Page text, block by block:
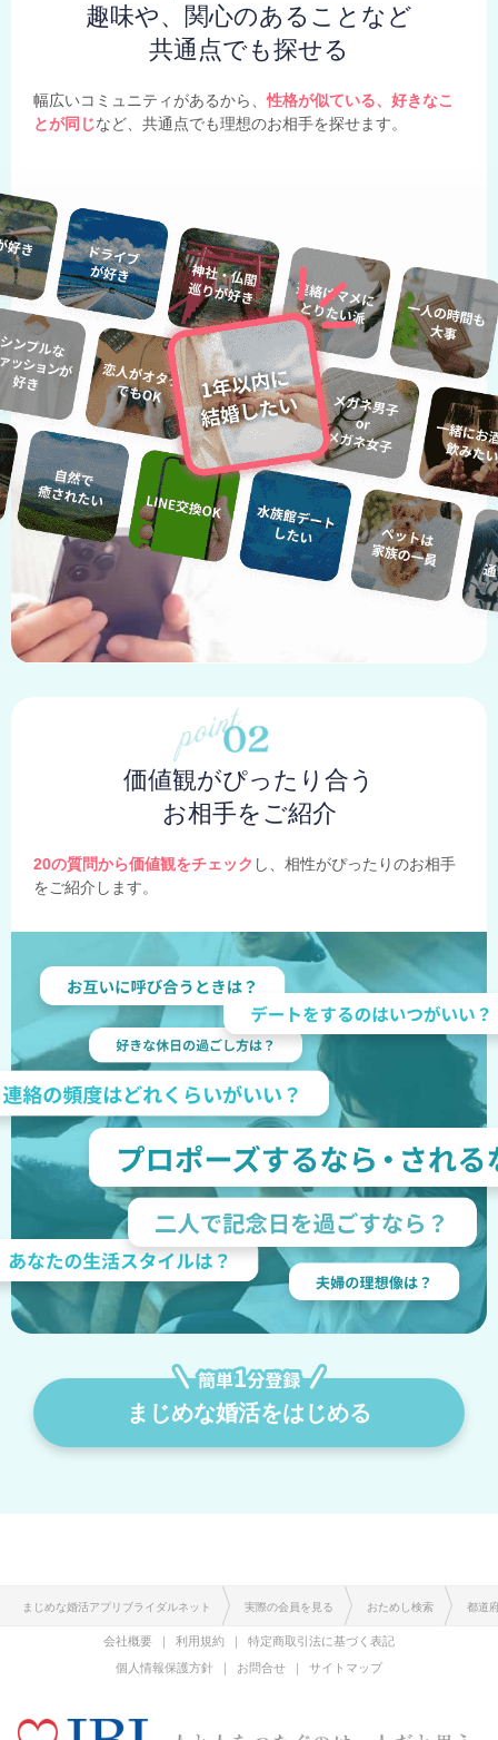
趣味や、関心のあることなど
共通点でも探せる
幅広いコミュニティがあるから、性格が似ている、好きなこ
とが同じなど、共通点でも理想のお相手を探せます。
価値観がぴったり合う
お相手をご紹介
20の質問から価値観をチェック し、相性がぴったりのお相手
をご紹介します。
まじめな婚活をはじめる
まじめな婚活アプリブライダルネット 実際の会員を見る おためし検索 都道
会社概要 利用規約
特定商取引法に基づく表記
個人情報保護方針
お問合せ サイトマップ